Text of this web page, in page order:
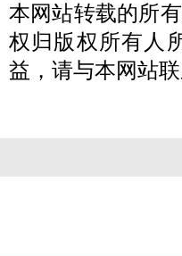
本网站转载的所
权归版权所有人
益，请与本网站